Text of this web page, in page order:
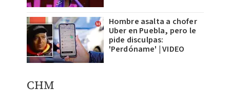
Hombre asalta a chofer
Uber en Puebla, pero le
pide disculpas:
'Perdóname' | VIDEO
​​CHM